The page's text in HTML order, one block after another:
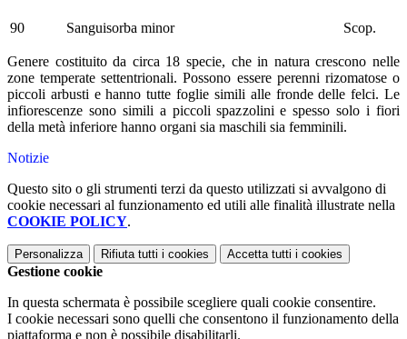
90 Sanguisorba minor Scop.
Genere costituito da circa 18 specie, che in natura crescono nelle
zone temperate settentrionali. Possono essere perenni rizomatose o
piccoli arbusti e hanno tutte foglie simili alle fronde delle felci. Le
infiorescenze sono simili a piccoli spazzolini e spesso solo i fiori
della metà inferiore hanno organi sia maschili sia femminili.
Notizie
Questo sito o gli strumenti terzi da questo utilizzati si avvalgono di
cookie necessari al funzionamento ed utili alle finalità illustrate nella
COOKIE POLICY.
Personalizza Rifiuta tutti i cookies Accetta tutti i cookies
Gestione cookie
In questa schermata è possibile scegliere quali cookie consentire.
I cookie necessari sono quelli che consentono il funzionamento della
piattaforma e non è possibile disabilitarli.